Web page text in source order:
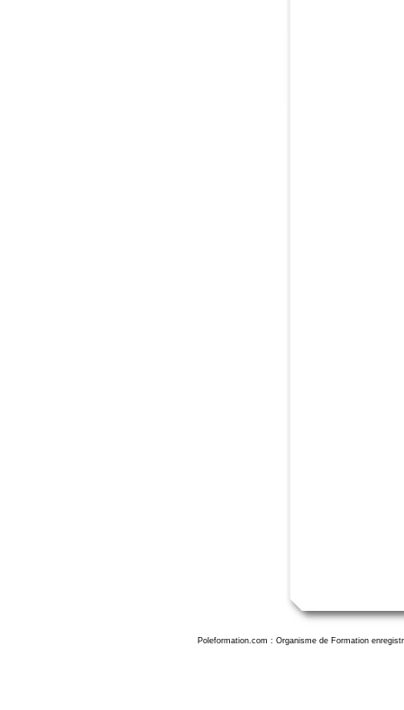
Poleformation.com : Organisme de Formation